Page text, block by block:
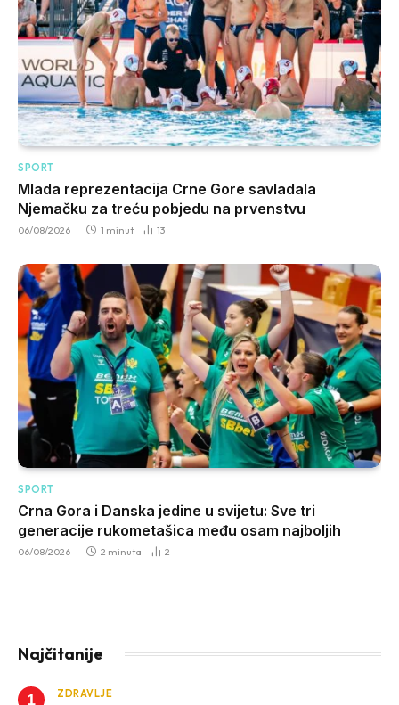
SPORT
Mlada reprezentacija Crne Gore savladala
Njemačku za treću pobjedu na prvenstvu
06/08/2026 1 minut 13
SPORT
Crna Gora i Danska jedine u svijetu: Sve tri
generacije rukometašica među osam najboljih
06/08/2026 2 minuta 2
Najčitanije
ZDRAVLJE